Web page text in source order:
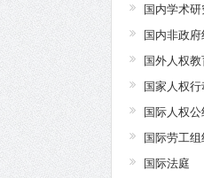
国内学术
国内非政
国外人权
国家人权
国际人权公
国际劳工组
国际法庭